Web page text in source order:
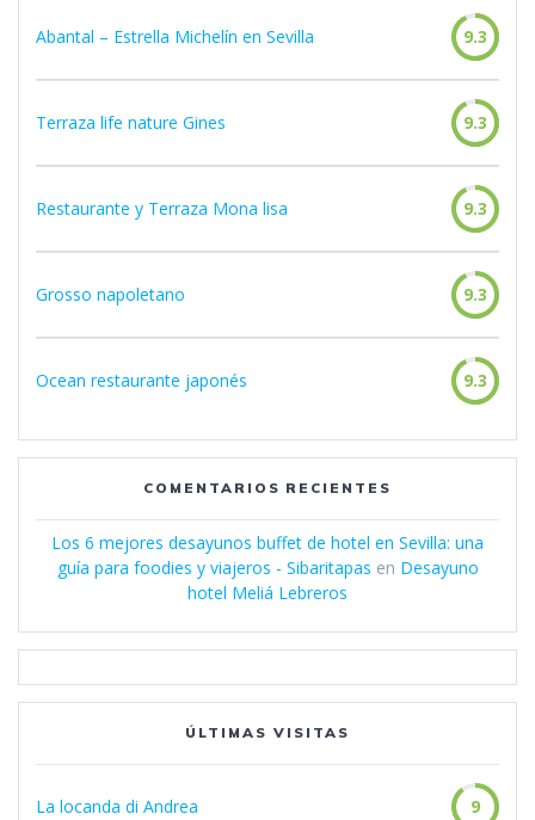
Abantal – Estrella Michelín en Sevilla 9.3
Terraza life nature Gines 9.3
Restaurante y Terraza Mona lisa 9.3
Grosso napoletano 9.3
Ocean restaurante japonés 9.3
COMENTARIOS RECIENTES
Los 6 mejores desayunos buffet de hotel en Sevilla: una
guía para foodies y viajeros - Sibaritapas en Desayuno
hotel Meliá Lebreros
ÚLTIMAS VISITAS
La locanda di Andrea 9